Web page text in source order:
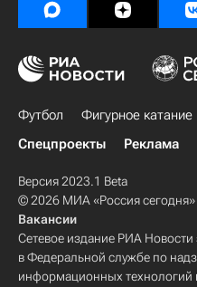
Футбол Фигурное катание
Спецпроекты
Реклама
Версия 2023.1 Beta
© 2026 МИА «Россия сегодня»
Вакансии
Сетевое издание РИА Новости
в Федеральной службе по
информационных